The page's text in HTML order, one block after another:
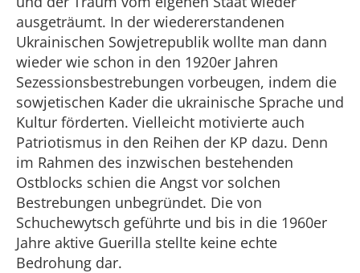
ausgeträumt. In der wiedererstandenen
Ukrainischen Sowjetrepublik wollte man dann
wieder wie schon in den 1920er Jahren
Sezessionsbestrebungen vorbeugen, indem die
sowjetischen Kader die ukrainische Sprache und
Kultur förderten. Vielleicht motivierte auch
Patriotismus in den Reihen der KP dazu. Denn
im Rahmen des inzwischen bestehenden
Ostblocks schien die Angst vor solchen
Bestrebungen unbegründet. Die von
Schuchewytsch geführte und bis in die 1960er
Jahre aktive Guerilla stellte keine echte
Bedrohung dar.